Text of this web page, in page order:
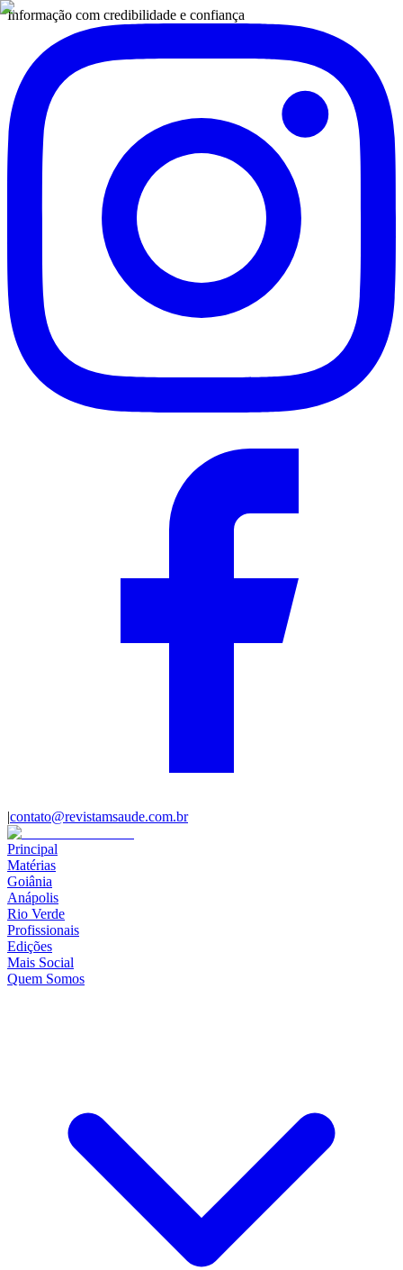
Informação com credibilidade e confiança
|contato@revistamsaude.com.br
Principal
Matérias
Goiânia
Anápolis
Rio Verde
Profissionais
Edições
Mais Social
Quem Somos